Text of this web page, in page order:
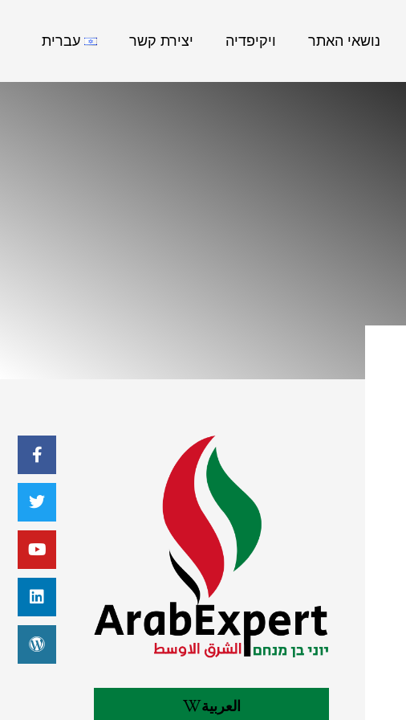
נושאי האתר ויקיפדיה יצירת קשר עברית
العربية